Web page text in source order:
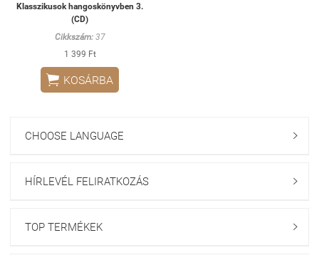
Klasszikusok hangoskönyvben 3.
(CD)
Cikkszám:37
1 399 Ft
 KOSÁRBA
CHOOSE LANGUAGE 
HÍRLEVÉL FELIRATKOZÁS 
TOP TERMÉKEK 